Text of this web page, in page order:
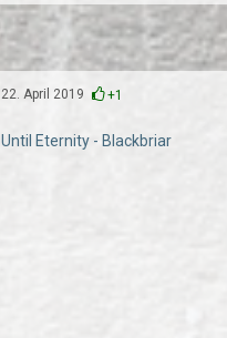
22. April 2019 +1
Until Eternity - Blackbriar